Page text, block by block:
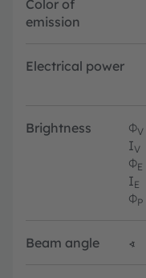
Color of
emission
Electrical power
Brightness ΦV
IV
ΦE
IE
ΦP
Beam angle ∢